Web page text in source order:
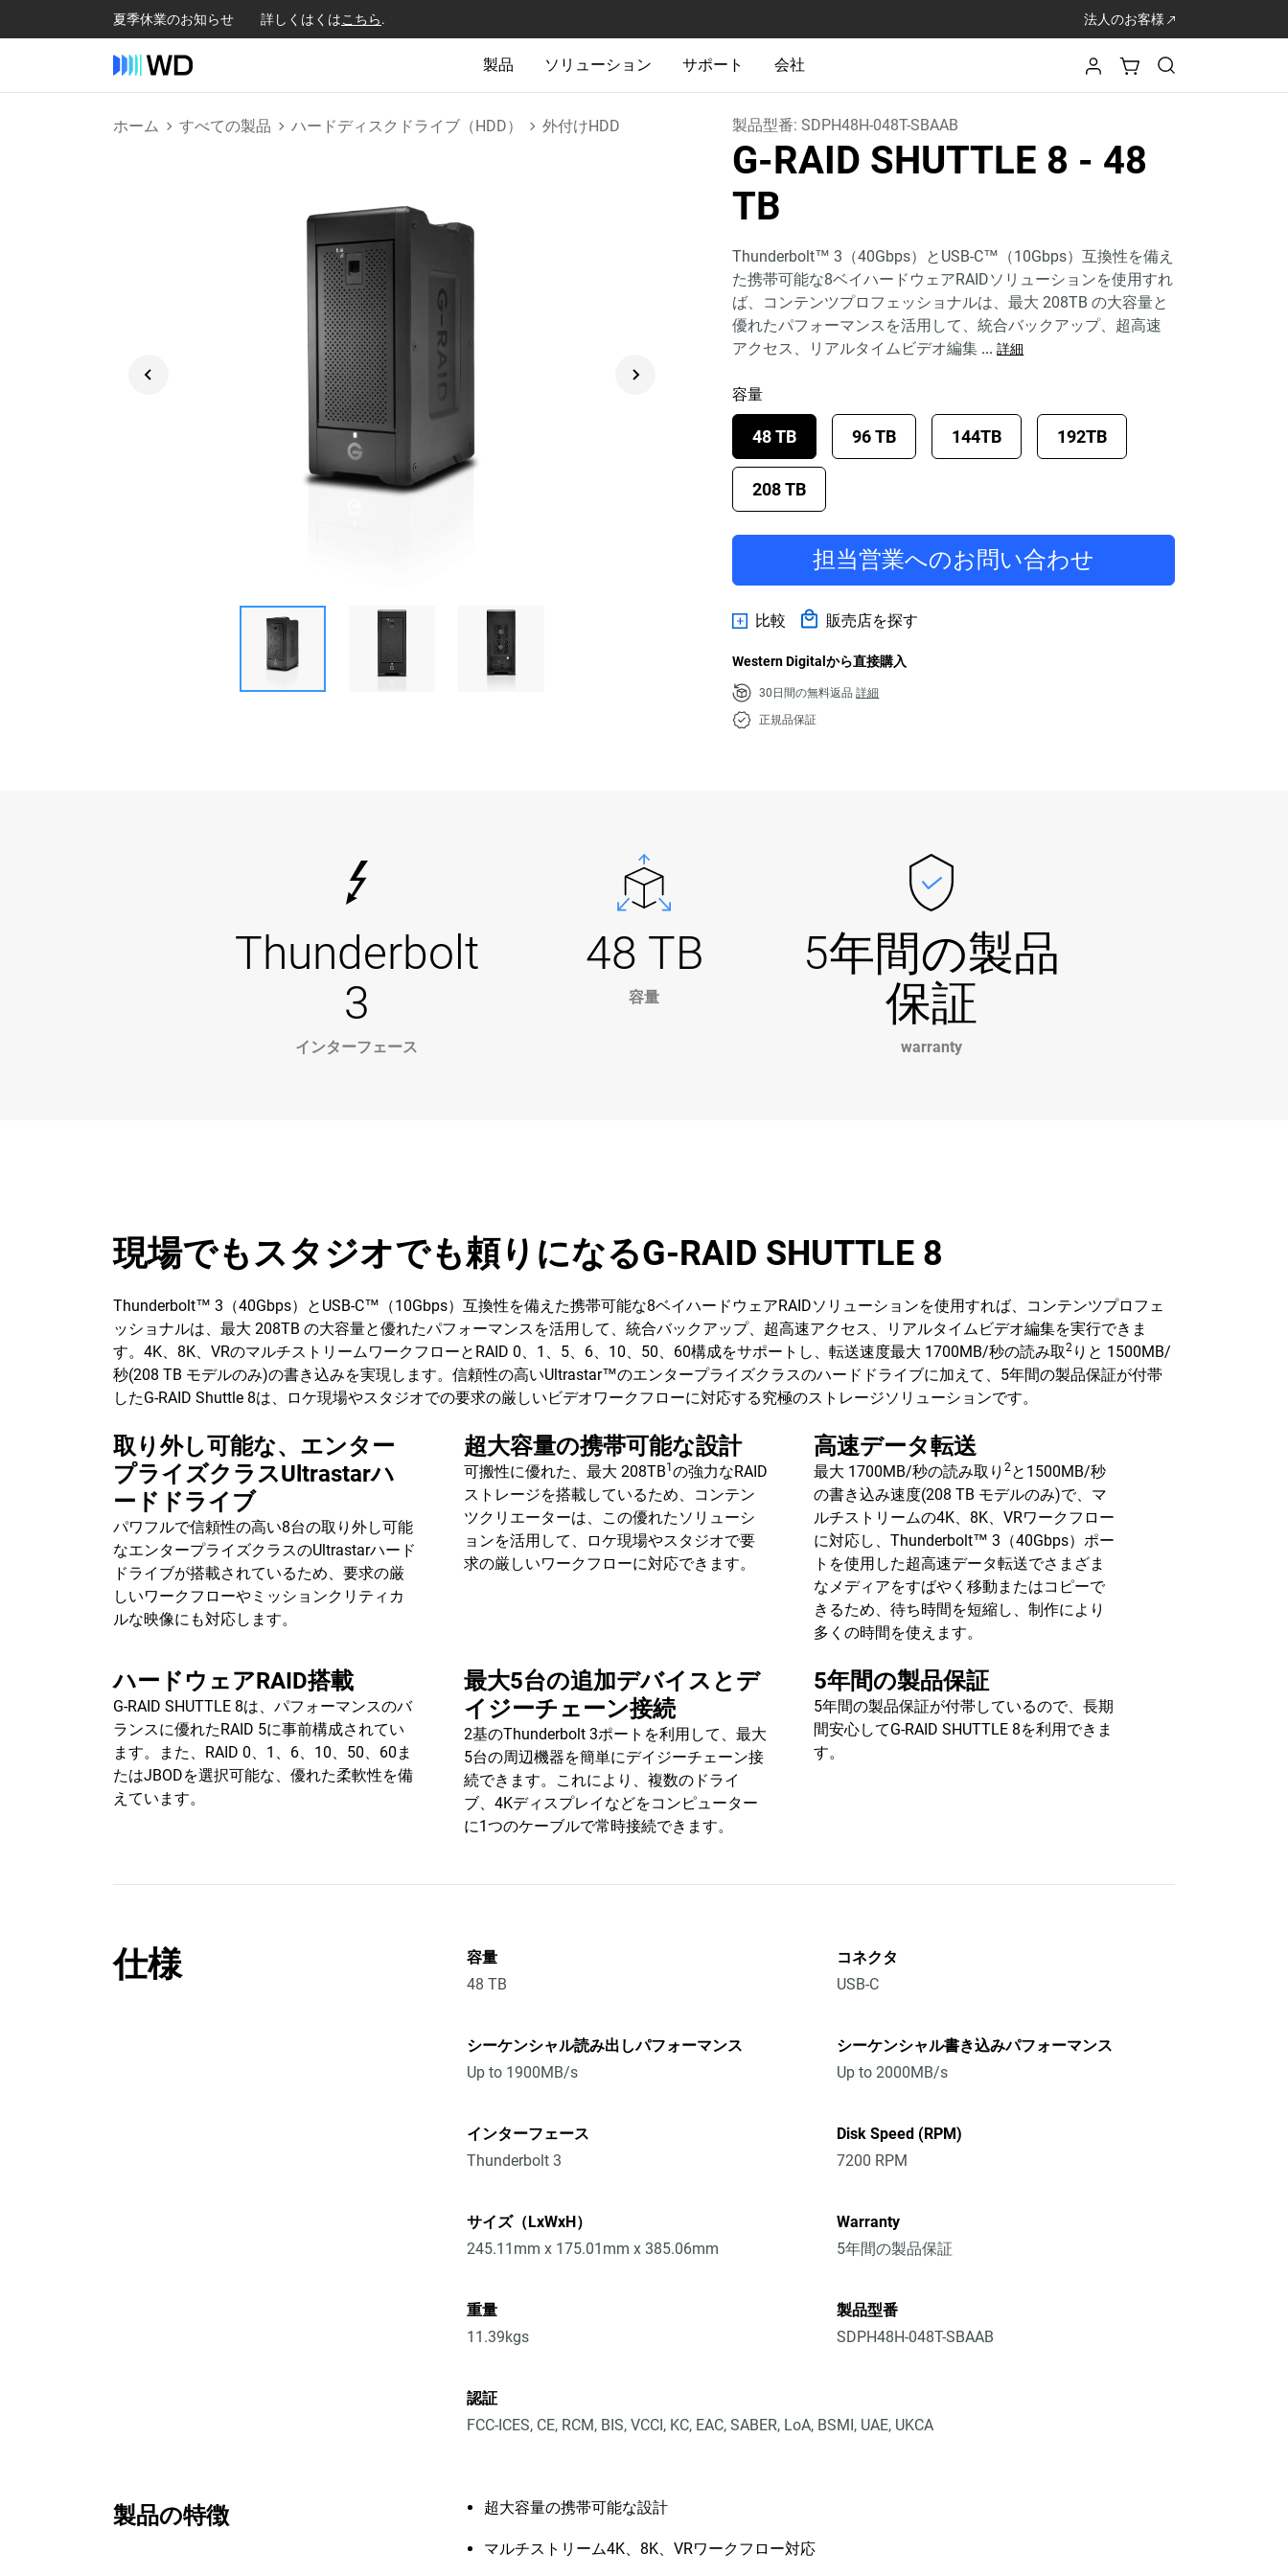
夏季休業のお知らせ 詳しくはくはこちら. 法人のお客様
製品 ソリューション サポート 会社
ホーム すべての製品 ハードディスクドライブ（HDD） 外付けHDD 製品型番:SDPH48H-048T-SBAAB
G-RAID SHUTTLE 8 - 48
TB
Thunderbolt™ 3（40Gbps）とUSB-C™（10Gbps）互換性を備え
た携帯可能な8ベイハードウェアRAIDソリューションを使用すれ
ば、コンテンツプロフェッショナルは、最大 208TB の大容量と
優れたパフォーマンスを活用して、統合バックアップ、超高速
アクセス、リアルタイムビデオ編集 ... 詳細
容量
48 TB 96 TB 144TB 192TB
208 TB
担当営業へのお問い合わせ
比較 販売店を探す
Western Digitalから直接購入
30日間の無料返品詳細
正規品保証
Thunderbolt
3
インターフェース
48 TB
容量
5年間の製品
保証
warranty
現場でもスタジオでも頼りになるG-RAID SHUTTLE 8
Thunderbolt™ 3（40Gbps）とUSB-C™（10Gbps）互換性を備えた携帯可能な8ベイハードウェアRAIDソリューションを使用すれば、コンテンツプロフェ
ッショナルは、最大 208TB の大容量と優れたパフォーマンスを活用して、統合バックアップ、超高速アクセス、リアルタイムビデオ編集を実行できま
す。4K、8K、VRのマルチストリームワークフローとRAID 0、1、5、6、10、50、60構成をサポートし、転送速度最大 1700MB/秒の読み取2 りと 1500MB/
秒(208 TB モデルのみ)の書き込みを実現します。信頼性の高いUltrastar™のエンタープライズクラスのハードドライブに加えて、5年間の製品保証が付帯
したG-RAID Shuttle 8は、ロケ現場やスタジオでの要求の厳しいビデオワークフローに対応する究極のストレージソリューションです。
取り外し可能な、エンター
プライズクラスUltrastarハ
ードドライブ
パワフルで信頼性の高い8台の取り外し可能
なエンタープライズクラスのUltrastarハード
ドライブが搭載されているため、要求の厳
しいワークフローやミッションクリティカ
ルな映像にも対応します。
超大容量の携帯可能な設計
可搬性に優れた、最大 208TB1 の強力なRAID
ストレージを搭載しているため、コンテン
ツクリエーターは、この優れたソリューシ
ョンを活用して、ロケ現場やスタジオで要
求の厳しいワークフローに対応できます。
高速データ転送
最大 1700MB/秒の読み取り2と1500MB/秒
の書き込み速度(208 TB モデルのみ)で、マ
ルチストリームの4K、8K、VRワークフロー
に対応し、Thunderbolt™ 3（40Gbps）ポー
トを使用した超高速データ転送でさまざま
なメディアをすばやく移動またはコピーで
きるため、待ち時間を短縮し、制作により
多くの時間を使えます。
ハードウェアRAID搭載
G-RAID SHUTTLE 8は、パフォーマンスのバ
ランスに優れたRAID 5に事前構成されてい
ます。また、RAID 0、1、6、10、50、60ま
たはJBODを選択可能な、優れた柔軟性を備
えています。
最大5台の追加デバイスとデ
イジーチェーン接続
2基のThunderbolt 3ポートを利用して、最大
5台の周辺機器を簡単にデイジーチェーン接
続できます。これにより、複数のドライ
ブ、4Kディスプレイなどをコンピューター
に1つのケーブルで常時接続できます。
5年間の製品保証
5年間の製品保証が付帯しているので、長期
間安心してG-RAID SHUTTLE 8を利用できま
す。
仕様
容量
48 TB
コネクタ
USB-C
シーケンシャル読み出しパフォーマンス
Up to 1900MB/s
シーケンシャル書き込みパフォーマンス
Up to 2000MB/s
インターフェース
Thunderbolt 3
Disk Speed (RPM)
7200 RPM
サイズ（LxWxH）
245.11mm x 175.01mm x 385.06mm
Warranty
5年間の製品保証
重量
11.39kgs
製品型番
SDPH48H-048T-SBAAB
認証
FCC-ICES, CE, RCM, BIS, VCCI, KC, EAC, SABER, LoA, BSMI, UAE, UKCA
製品の特徴 超大容量の携帯可能な設計
マルチストリーム4K、8K、VRワークフロー対応